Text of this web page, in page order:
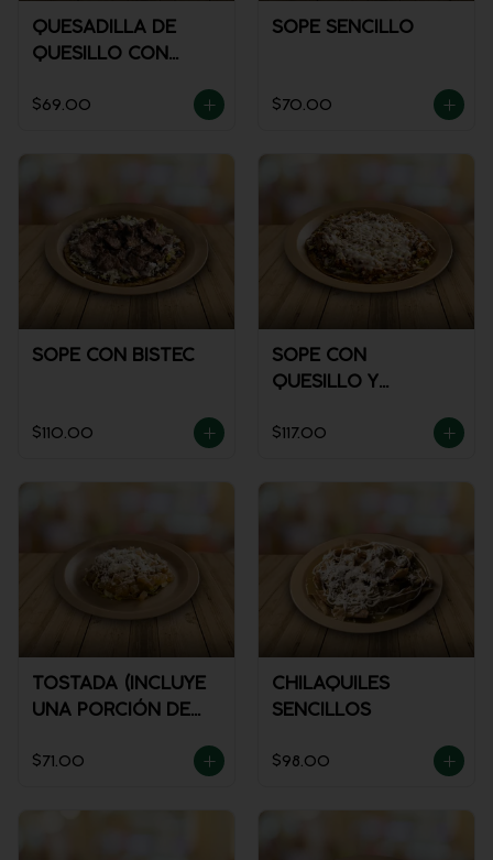
QUESADILLA DE
QUESILLO CON
$69.00
SOPE SENCILLO
$70.00
SOPE CON BISTEC
$110.00
SOPE CON
QUESILLO Y
$117.00
TOSTADA (INCLUYE
UNA PORCIÓN DE
$71.00
CHILAQUILES
SENCILLOS
$98.00